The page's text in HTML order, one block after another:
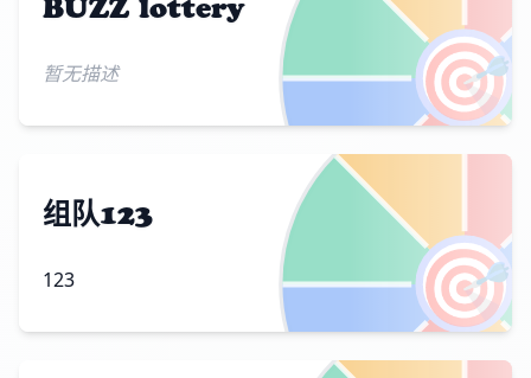
🎯
BUZZ lottery
暂无描述
🎯
组队123
123